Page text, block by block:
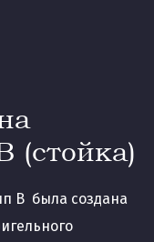
(стойка)
В была создана